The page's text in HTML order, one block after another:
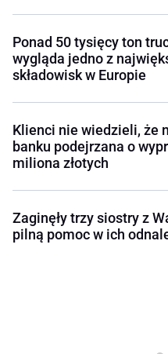
Ponad 50 tysięcy ton
wygląda jedno z
składowisk w Europie
Klienci nie wiedzieli, że
banku podejrzana o
miliona złotych
Zaginęły trzy siostry z
pilną pomoc w ich